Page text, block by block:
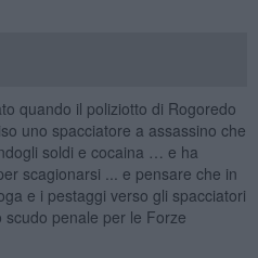
quando il poliziotto di Rogoredo
uno spacciatore a assassino che
soldi e cocaina … e ha
scagionarsi ... e pensare che in
e i pestaggi verso gli spacciatori
scudo penale per le Forze